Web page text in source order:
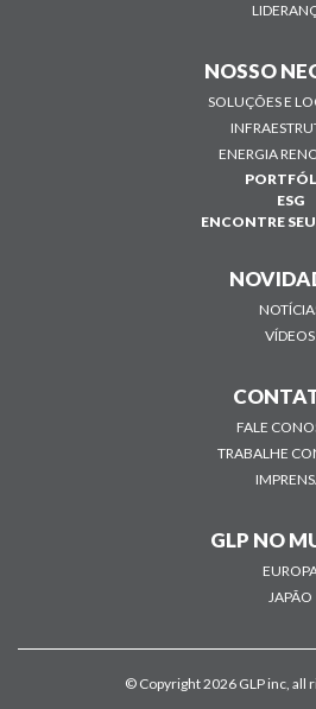
NOSSO
SOLUÇÕES E
ENERGIA
ESG
ENCONTRE
VÍDEOS
FALE
TRABALHE
GLP NO
JAPÃO
© Copyright 2026 GLP inc, all